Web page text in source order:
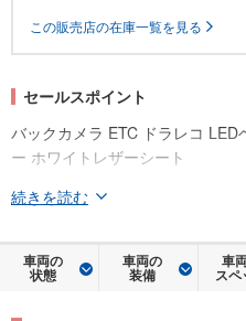
この販売店の在庫一覧を見る
セールスポイント
バックカメラ ETC ドラレコ
ー ホワイトレザーシート
続きを読む
車両の
状態
車両の
装備
車
スペ